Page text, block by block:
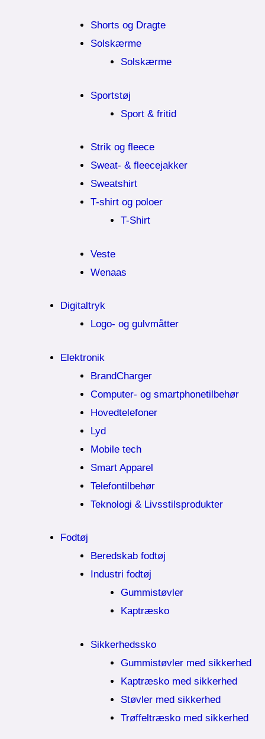
Shorts og Dragte
Solskærme
Solskærme
Sportstøj
Sport & fritid
Strik og fleece
Sweat- & fleecejakker
Sweatshirt
T-shirt og poloer
T-Shirt
Veste
Wenaas
Digitaltryk
Logo- og gulvmåtter
Elektronik
BrandCharger
Computer- og smartphonetilbehør
Hovedtelefoner
Lyd
Mobile tech
Smart Apparel
Telefontilbehør
Teknologi & Livsstilsprodukter
Fodtøj
Beredskab fodtøj
Industri fodtøj
Gummistøvler
Kaptræsko
Sikkerhedssko
Gummistøvler med sikkerhed
Kaptræsko med sikkerhed
Støvler med sikkerhed
Trøffeltræsko med sikkerhed